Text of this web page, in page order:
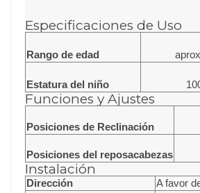
Especificaciones de Uso
Rango de edad
Estatura del niño
Funciones y Ajustes
Posiciones de Reclinación
Posiciones del reposacabezas
Instalación
Dirección A favor